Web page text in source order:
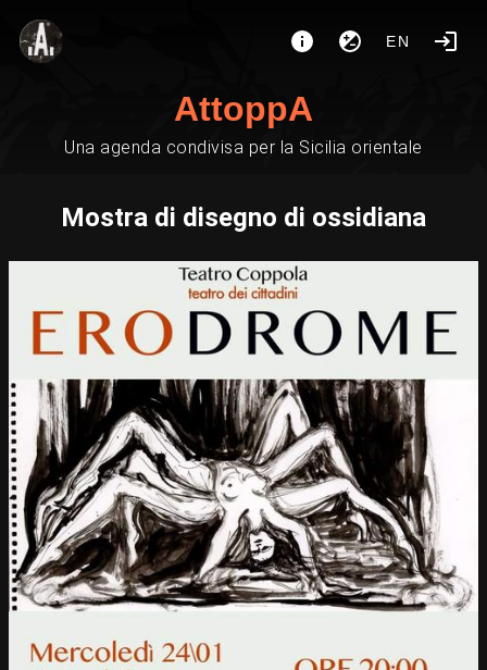
EN
AttoppA
Una agenda condivisa per la Sicilia orientale
Mostra di disegno di ossidiana